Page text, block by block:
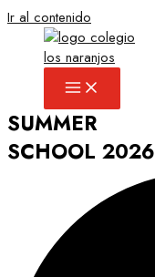
Ir al contenido
SUMMER
SCHOOL 2026